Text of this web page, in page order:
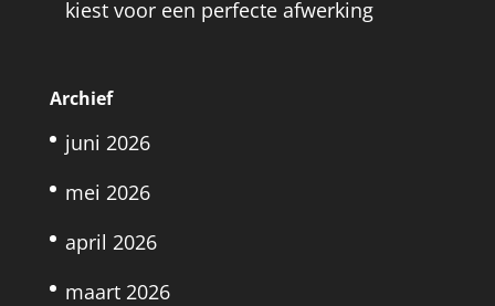
kiest voor een perfecte afwerking
Archief
juni 2026
mei 2026
april 2026
maart 2026